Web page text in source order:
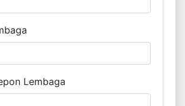
Lembaga